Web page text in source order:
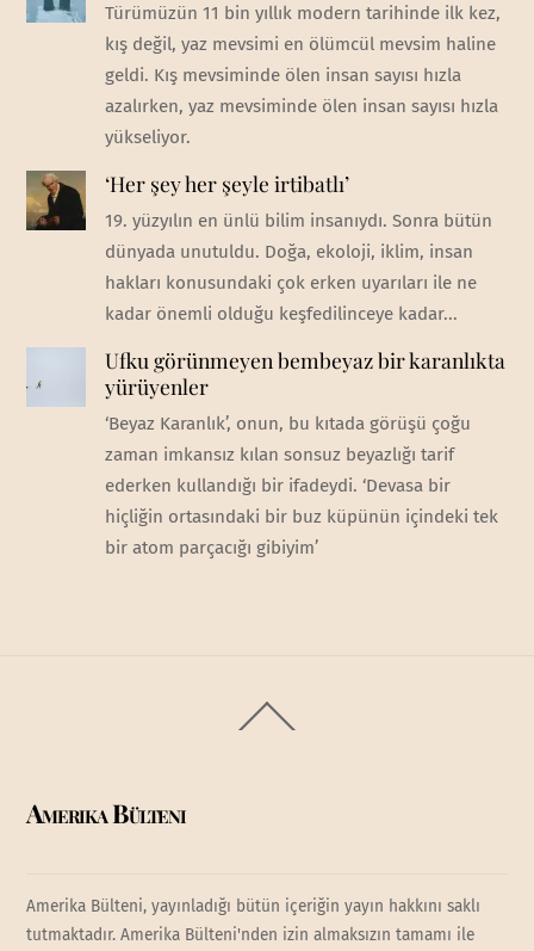
Türümüzün 11 bin yıllık modern tarihinde ilk kez,
kış değil, yaz mevsimi en ölümcül mevsim haline
geldi. Kış mevsiminde ölen insan sayısı hızla
azalırken, yaz mevsiminde ölen insan sayısı hızla
yükseliyor.
‘Her şey her şeyle irtibatlı’
19. yüzyılın en ünlü bilim insanıydı. Sonra bütün
dünyada unutuldu. Doğa, ekoloji, iklim, insan
hakları konusundaki çok erken uyarıları ile ne
kadar önemli olduğu keşfedilinceye kadar...
Ufku görünmeyen bembeyaz bir karanlıkta
yürüyenler
‘Beyaz Karanlık’, onun, bu kıtada görüşü çoğu
zaman imkansız kılan sonsuz beyazlığı tarif
ederken kullandığı bir ifadeydi. ‘Devasa bir
hiçliğin ortasındaki bir buz küpünün içindeki tek
bir atom parçacığı gibiyim’
To
Amerika Bülteni
Amerika Bülteni, yayınladığı bütün içeriğin yayın hakkını saklı
tutmaktadır. Amerika Bülteni'nden izin almaksızın tamamı ile